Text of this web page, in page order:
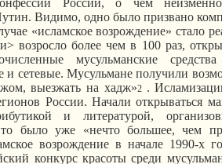
России, о чем
Видимо, одно было призвано
«исламское возрождение» стало
возросло более чем в 100 раз,
мусульманские
и сетевые. Мусульмане получили
выезжать на хадж»2 .
России. Начали открываться
и литературой,
было уже «нечто большее, чем
возрождение в начале 1990-х
конкурс красоты среди